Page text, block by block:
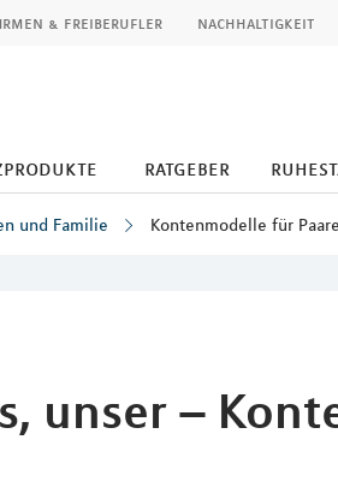
& freiberufler nachhaltigkeit
ratgeber
und Familie Kontenmodelle für Paare
unser –